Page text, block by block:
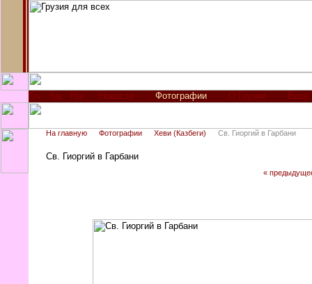
Новости Фотографии О Грузии Виза
На главную Фотографии Хеви (Казбеги) Св. Гиоргий в Гарбани
Св. Гиоргий в Гарбани
«